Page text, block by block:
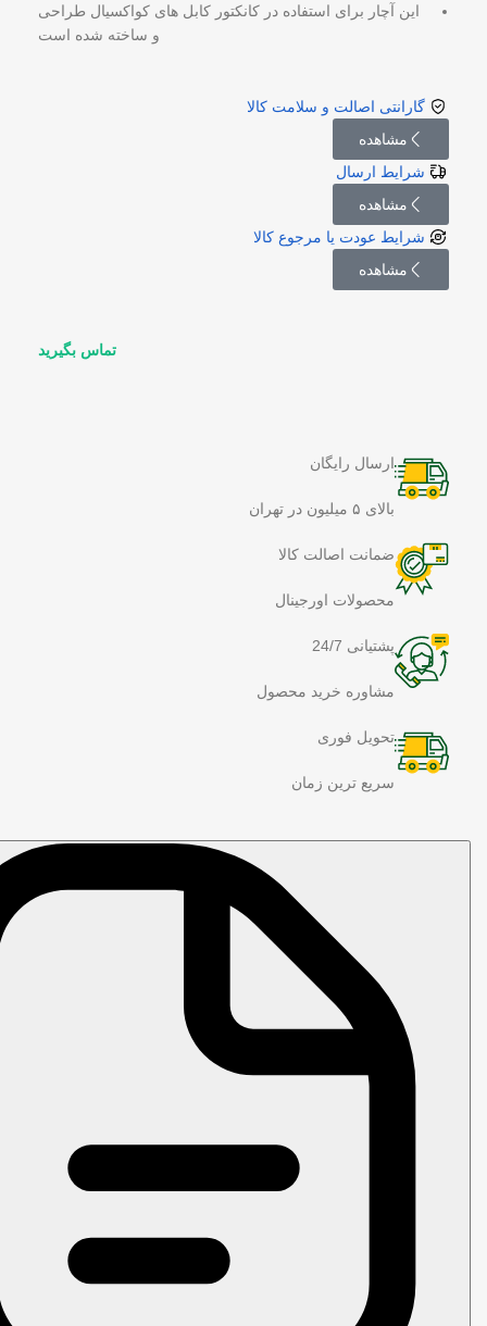
این آچار برای استفاده در کانکتور کابل های کواکسیال طراحی
و ساخته شده است
گارانتی اصالت و سلامت کالا
مشاهده
شرایط ارسال
مشاهده
شرایط عودت یا مرجوع کالا
مشاهده
تماس بگیرید
ارسال رایگان
بالای ۵ میلیون در تهران
ضمانت اصالت کالا
محصولات اورجینال
پشتیانی 24/7
مشاوره خرید محصول
تحویل فوری
سریع ترین زمان